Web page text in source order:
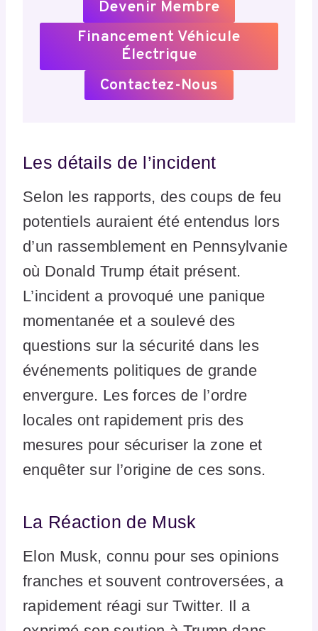
Devenir Membre
Financement Véhicule
Électrique
Contactez-Nous
Les détails de l’incident
Selon les rapports, des coups de feu
potentiels auraient été entendus lors
d’un rassemblement en Pennsylvanie
où Donald Trump était présent.
L’incident a provoqué une panique
momentanée et a soulevé des
questions sur la sécurité dans les
événements politiques de grande
envergure. Les forces de l’ordre
locales ont rapidement pris des
mesures pour sécuriser la zone et
enquêter sur l’origine de ces sons.
La Réaction de Musk
Elon Musk, connu pour ses opinions
franches et souvent controversées, a
rapidement réagi sur Twitter. Il a